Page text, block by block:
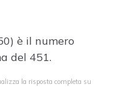
è il numero
del 451.
la risposta completa su